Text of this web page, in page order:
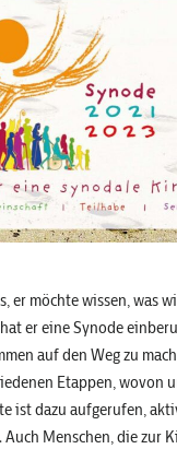
er möchte wissen, was
er eine Synode
auf den Weg zu
Etappen, wovon
ist dazu aufgerufen,
Menschen, die zur